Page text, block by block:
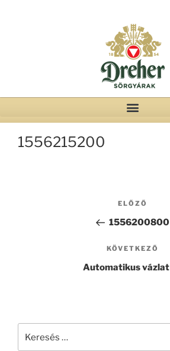
1556215200
ELŐZŐ
1556200800
KÖVETKEZŐ
Automatikus vázlat